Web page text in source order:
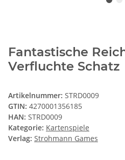
Fantastische
Verfluchte Schatz
Artikelnummer: STRD0009
GTIN: 4270001356185
HAN: STRD0009
Kategorie: Kartenspiele
Verlag: Strohmann Games